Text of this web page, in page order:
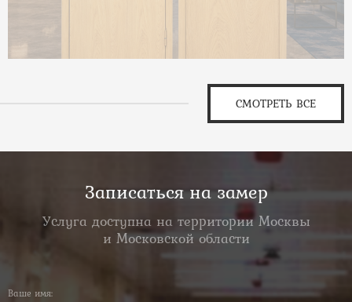
СМОТРЕТЬ ВСЕ
Записаться на замер
Услуга доступна на территории Москвы
и Московской области
Ваше имя: